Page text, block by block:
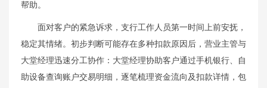
帮助。
面对客户的紧急诉求，支行工作人员第一时间上前安抚，
稳定其情绪。初步判断可能存在多种扣款原因后，营业主管与
大堂经理迅速分工协作：大堂经理协助客户通过手机银行、自
助设备查询账户交易明细，逐笔梳理资金流向及扣款详情，包